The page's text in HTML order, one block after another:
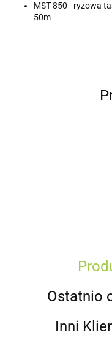
MST 850 - ryżowa
50m
Ostatnio
Inni